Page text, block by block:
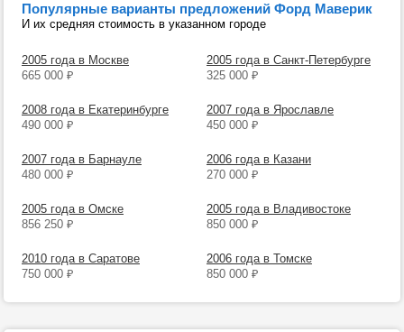
Популярные варианты предложений Форд Маверик
И их средняя стоимость в указанном городе
2005 года в Москве
665 000 ₽
2005 года в Санкт-Петербурге
325 000 ₽
2008 года в Екатеринбурге
490 000 ₽
2007 года в Ярославле
450 000 ₽
2007 года в Барнауле
480 000 ₽
2006 года в Казани
270 000 ₽
2005 года в Омске
856 250 ₽
2005 года в Владивостоке
850 000 ₽
2010 года в Саратове
750 000 ₽
2006 года в Томске
850 000 ₽